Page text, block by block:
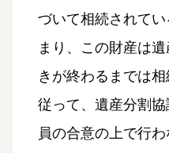
づいて相続されて
まり、この財産は
きが終わるまでは相
従って、遺産分割
員の合意の上で行